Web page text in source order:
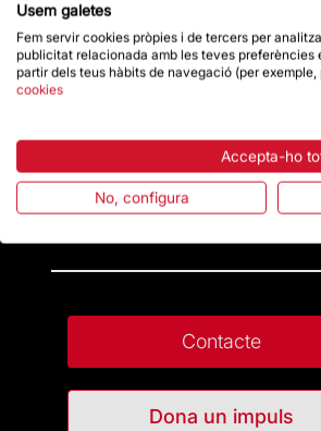
Contacte
Dona un impuls
Usem galetes
Fem servir cookies pròpies i de tercers per
publicitat relacionada amb les teves preferències
partir dels teus hàbits de navegació (per
cookies
Accepta-ho
No, configura